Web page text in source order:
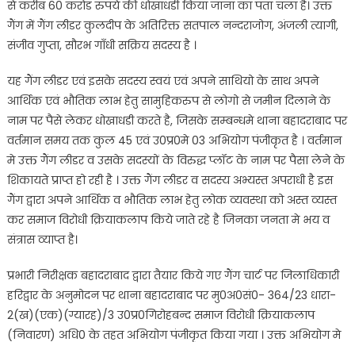
से करीब 60 करोड रुपये की धोखाधडी किया जाना का पता चला है। उक्त
गैंग में गैंग लीडर कुलदीप के अतिरिक्त सतपाल नन्दराजोग, अंजली त्यागी,
संजीव गुप्ता, सौरभ गाँधी सक्रिय सदस्य है ।
यह गैंग लीडर एवं इसके सदस्य स्वयं एवं अपने साथियो के साथ अपने
आर्थिक एवं भौतिक लाभ हेतु सामुहिकरुप से लोगो से जमीन दिलाने के
नाम पर पैसे लेकर धोखाधडी करते है, जिसके सम्बन्धमे थाना बहादराबाद पर
वर्तमान समय तक कुल 45 एवं उ0प्र0मे 03 अभियोग पंजीकृत है । वर्तमान
मे उक्त गैंग लीडर व उसके सदस्यों के विरुद्ध प्लॉट के नाम पर पैसा लेने के
शिकायते प्राप्त हो रही है । उक्त गैंग लीडर व सदस्य अभ्यस्त अपराधी है इस
गैंग द्वारा अपने आर्थिक व भौतिक लाभ हेतु लोक व्यवस्था को अस्त व्यस्त
कर समाज विरोधी क्रियाकलाप किये जाते रहे है जिनका जनता मे भय व
संत्रास व्याप्त है।
प्रभारी निरीक्षक बहादराबाद द्वारा तैयार किये गए गैंग चार्ट पर जिलाधिकारी
हरिद्वार के अनुमोदन पर थाना बहादराबाद पर मु0अ0सं0- 364/23 धारा-
2(ख)(एक)(ग्यारह)/3 उ0प्र0गिरोहबन्द समाज विरोधी क्रियाकलाप
(निवारण) अधि0 के तहत अभियोग पंजीकृत किया गया । उक्त अभियोग मे